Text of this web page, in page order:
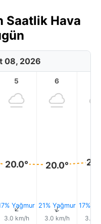
Saatlik Hava
08, 2026
5
20.0°
Yağmur
↑
3.0 km/h
6
20.0°
21% Yağmur
↑
3.0 km/h
17%
3.0